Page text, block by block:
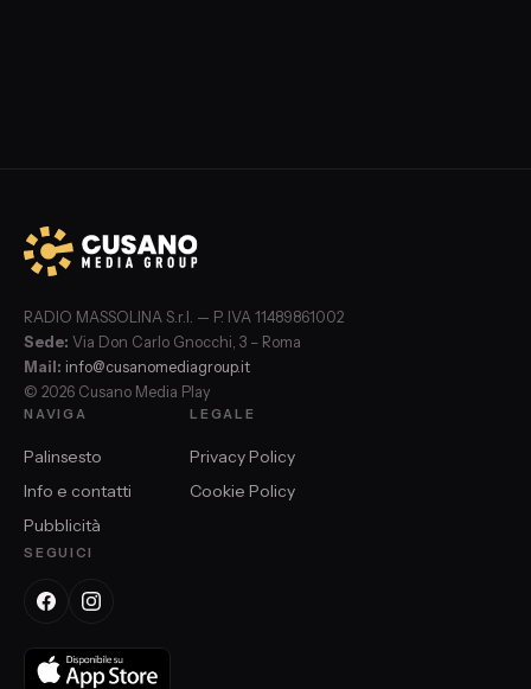
RADIO MASSOLINA S.r.l. — P. IVA 11489861002
Sede: Via Don Carlo Gnocchi, 3 – Roma
Mail: info@cusanomediagroup.it
© 2026 Cusano Media Play
NAVIGA
Palinsesto
Info e contatti
Pubblicità
LEGALE
Privacy Policy
Cookie Policy
SEGUICI